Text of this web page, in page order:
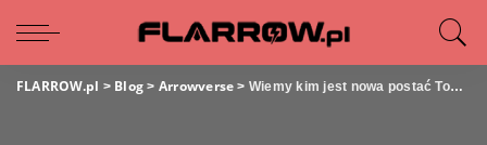
FLARROW.pl > Blog > Arrowverse > Wiemy kim jest nowa postać Toma Cavanagha!